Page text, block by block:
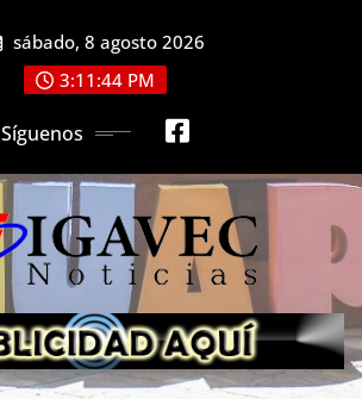
sábado, 8 agosto 2026
3:11:46 PM
Síguenos